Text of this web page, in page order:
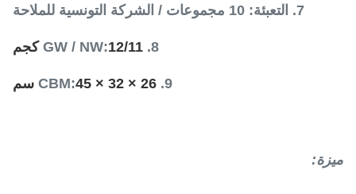
7. التعبئة: 10 مجموعات / الشركة التونسية للملاحة
8. GW / NW: 12/11 كجم
9. CBM: 45 × 32 × 26 سم
ميزة: